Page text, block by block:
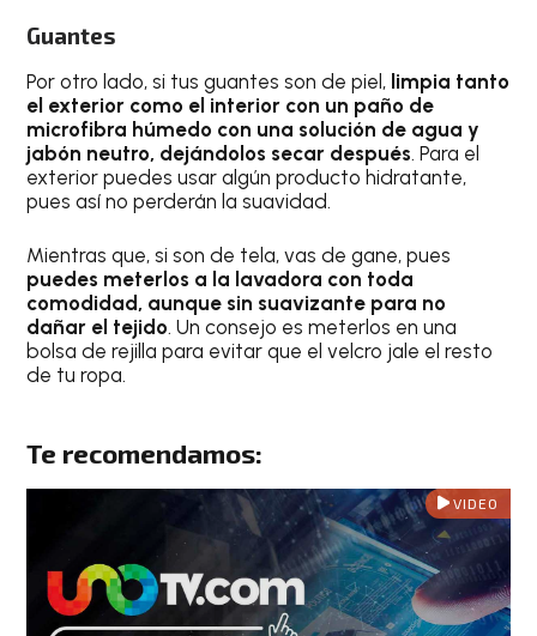
Guantes
Por otro lado, si tus guantes son de piel, limpia tanto
el exterior como el interior con un paño de
microfibra húmedo con una solución de agua y
jabón neutro, dejándolos secar después. Para el
exterior puedes usar algún producto hidratante,
pues así no perderán la suavidad.
Mientras que, si son de tela, vas de gane, pues
puedes meterlos a la lavadora con toda
comodidad, aunque sin suavizante para no
dañar el tejido. Un consejo es meterlos en una
bolsa de rejilla para evitar que el velcro jale el resto
de tu ropa.
Te recomendamos:
VIDEO